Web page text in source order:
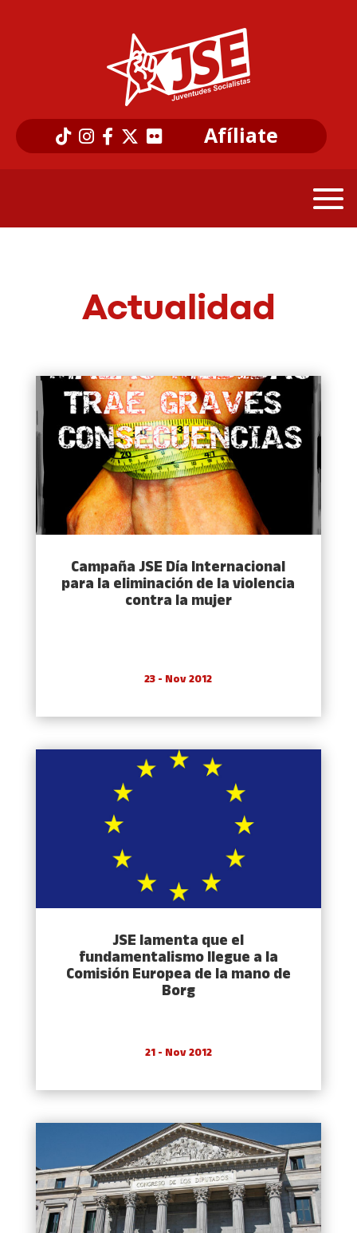
Afíliate
Actualidad
Campaña JSE Dí­a Internacional
para la eliminación de la violencia
contra la mujer
23 - Nov 2012
JSE lamenta que el
fundamentalismo llegue a la
Comisión Europea de la mano de
Borg
21 - Nov 2012